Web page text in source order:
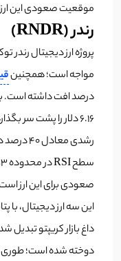
موقعیت صعودی این
رندر (RNDR)
مواجه است؛ همچنین
درصد افت داشته است. با
صعودی برای این ارز
این سه ارز دیجیتال،
داغ بازار کریپتو تبدیل
دوخته شده است؛ طوری